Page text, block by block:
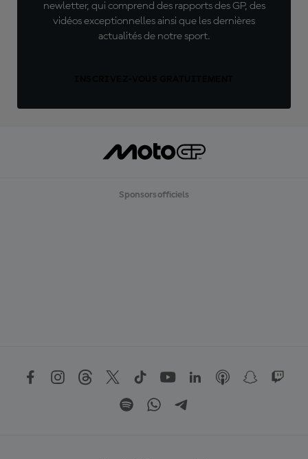
newletter, qui comprend des rapports des GP, des
vidéos exceptionnelles ainsi que les dernières
actualités de notre sport.
Sponsors officiels